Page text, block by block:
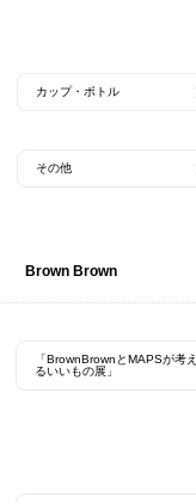
カップ・ボトル
その他
Brown Brown
「BrownBrownとMAPSが考え
るいいもの展」